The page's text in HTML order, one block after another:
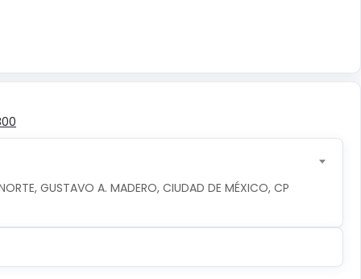
GUSTAVO A. MADERO, CIUDAD DE MÉXICO, CP